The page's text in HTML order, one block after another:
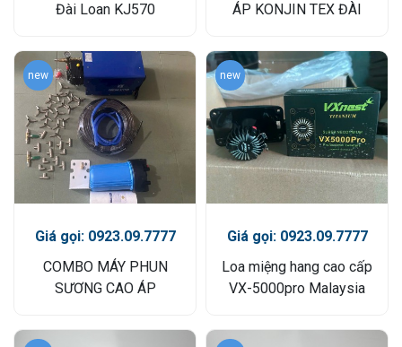
Đài Loan KJ570
ÁP KONJIN TEX ĐÀI
new
Giá gọi: 0923.09.7777
COMBO MÁY PHUN
SƯƠNG CAO ÁP
new
Giá gọi: 0923.09.7777
Loa miệng hang cao cấp
VX-5000pro Malaysia